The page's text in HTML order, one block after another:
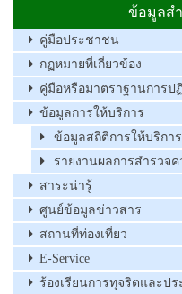
ข้อมูลส
คู่มือประชาชน
กฏหมายที่เกี่ยวข้อง
คู่มือหรือมาตราฐานการป
ข้อมูลการให้บริการ
ข้อมูลสถิติการให้บริการ
รายงานผลการสำรวจค
สาระน่ารู้
ศูนย์ข้อมูลข่าวสาร
สถานที่ท่องเที่ยว
E-Service
ร้องเรียนการทุจริตและป